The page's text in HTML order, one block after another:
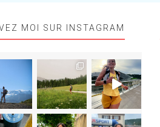
MOI SUR INSTAGRAM